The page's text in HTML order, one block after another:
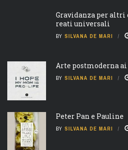
Gravidanza per altri
reati universali
BY SILVANA DE MARI
Arte postmoderna
BY SILVANA DE MARI
Peter Pan e Pauline
BY SILVANA DE MARI